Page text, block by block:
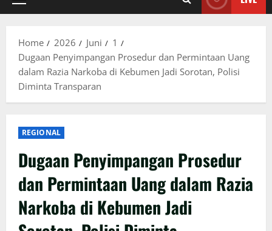
Primary
Home 2026 Juni
1
Dugaan Penyimpangan Prosedur dan Permintaan Uang
dalam Razia Narkoba di Kebumen Jadi Sorotan, Polisi
Diminta Transparan
REGIONAL
Dugaan Penyimpangan Prosedur
dan Permintaan Uang dalam Razia
Narkoba di Kebumen Jadi